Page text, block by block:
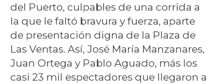
del Puerto, culpables de una corrida a
la que le faltó bravura y fuerza, aparte
de presentación digna de la Plaza de
Las Ventas. Así, José María Manzanares,
Juan Ortega y Pablo Aguado, más los
casi 23 mil espectadores que llegaron a